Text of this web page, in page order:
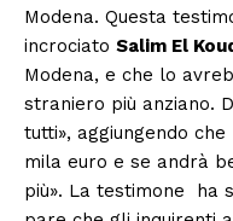
Modena. Questa
incrociato Salim El
Modena, e che lo
straniero più anziano.
tutti», aggiungendo
mila euro e se andrà
più». La testimone ha